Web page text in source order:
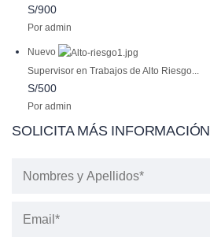
S/900
Por admin
Nuevo
Supervisor en Trabajos de Alto Riesgo...
S/500
Por admin
SOLICITA MÁS INFORMACIÓN